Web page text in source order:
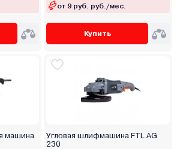
от 9 руб. руб./мес.
Купить
машина
Угловая шлифмашина FTL AG
230